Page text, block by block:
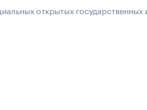
открытых государственных